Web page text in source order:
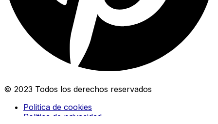
© 2023 Todos los derechos reservados
Politica de cookies
Politica de privacidad